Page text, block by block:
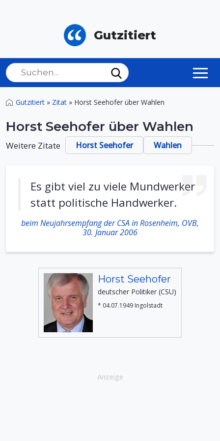
Gutzitiert
Gutzitiert » Zitat » Horst Seehofer über Wahlen
Horst Seehofer über Wahlen
Weitere Zitate Horst Seehofer Wahlen
Es gibt viel zu viele Mundwerker
statt politische Handwerker.
beim Neujahrsempfang der CSA in Rosenheim, OVB,
30. Januar 2006
Horst Seehofer
deutscher Politiker (CSU)
* 04.07.1949 Ingolstadt
Anzeige